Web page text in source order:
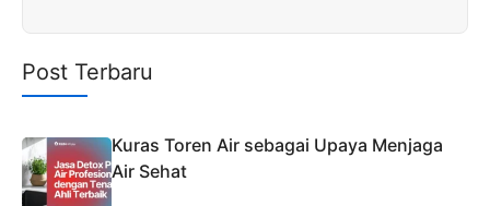
Post Terbaru
Kuras Toren Air sebagai Upaya Menjaga
Air Sehat